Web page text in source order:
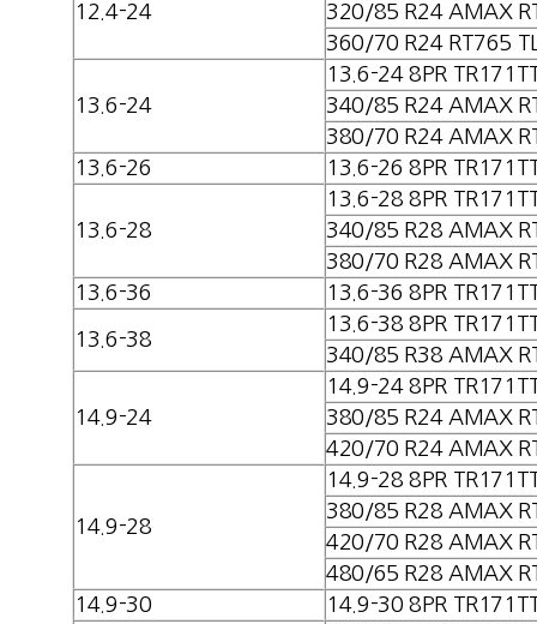
12.4-24
320/85 R24 AMAX
360/70 R24 RT765
13.6-24
13.6-24 8PR
340/85 R24 AMAX
380/70 R24 AMAX
13.6-26
13.6-26 8PR
13.6-28
13.6-28 8PR
340/85 R28 AMAX
380/70 R28 AMAX
13.6-36
13.6-36 8PR
13.6-38
13.6-38 8PR
340/85 R38 AMAX
14.9-24
14.9-24 8PR
380/85 R24 AMAX
420/70 R24 AMAX
14.9-28
14.9-28 8PR
380/85 R28 AMAX
420/70 R28 AMAX
480/65 R28 AMAX
14.9-30
14.9-30 8PR